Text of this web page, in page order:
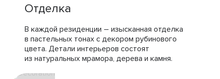
Отделка
В каждой резиденции – изысканная отделка
в пастельных тонах с декором рубинового
цвета. Детали интерьеров состоят
из натуральных мрамора, дерева и камня.